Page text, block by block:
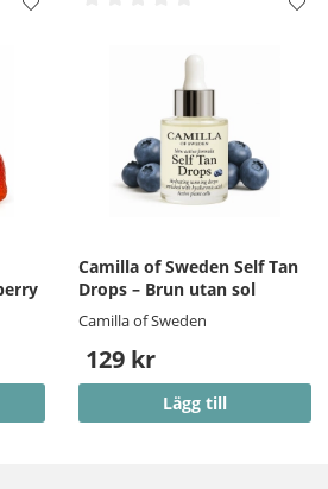
Camilla of Sweden Self Tan
Drops – Brun utan sol
Camilla of Sweden
129 kr
Lägg till